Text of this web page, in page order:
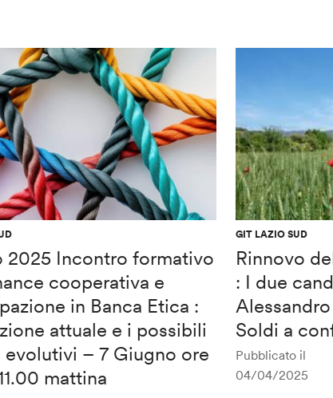
2025 Incontro formativo
cooperativa e
in Banca Etica :
attuale e i possibili
evolutivi – 7 Giugno ore
mattina
GIT LAZIO SUD
Rinnovo
: I due
Soldi a
Pubblicato il
04/04/2025